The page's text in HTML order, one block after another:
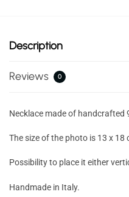
Description
Reviews 0
Necklace made of handcrafted
The size of the photo is 13 x 18
Possibility to place it either
Handmade in Italy.